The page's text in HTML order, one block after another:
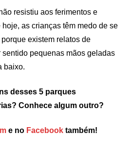
resistiu aos ferimentos e
as crianças têm medo de se
existem relatos de
sentido pequenas mãos geladas
baixo.
desses 5 parques
Conhece algum outro?
e no Facebook também!